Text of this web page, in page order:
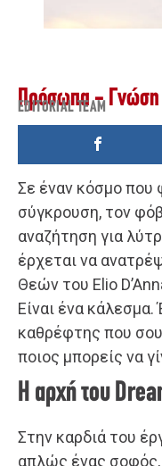
Πρόσωπα - Γνώση
EDITORIAL TEAM
Σε έναν κόσμο που
σύγκρουση, τον
αναζήτηση για
έρχεται να
Θεών του Elio
Είναι ένα
καθρέφτης που σου
ποιος μπορείς να
Η αρχή του
Στην καρδιά του
απλώς ένας